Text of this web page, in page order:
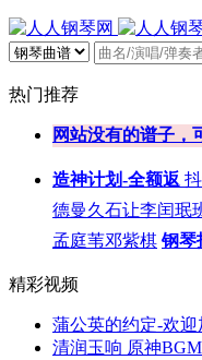
热门推荐
网站没有的谱子，
造神计划-全额返
德曼久石让李闰珉
孟庭苇邓紫棋 钢琴
精彩视频
蒲公英的约定-欢迎
清润玉响 原神BGM